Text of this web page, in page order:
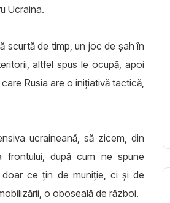
Ucraina.
scurtă de timp, un joc de șah în
altfel spus le ocupă, apoi
Rusia are o inițiativă tactică,
ucraineană, să zicem, din
după cum ne spune
doar ce țin de muniție, ci și de
o oboseală de război.